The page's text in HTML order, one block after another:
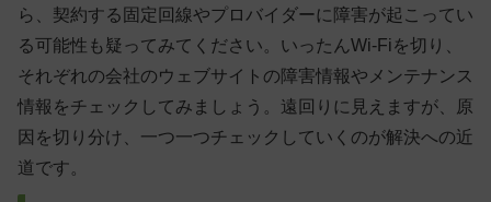
ら、契約する固定回線やプロバイダーに障害が起こってい
る可能性も疑ってみてください。いったんWi-Fiを切り、
それぞれの会社のウェブサイトの障害情報やメンテナンス
情報をチェックしてみましょう。遠回りに見えますが、原
因を切り分け、一つ一つチェックしていくのが解決への近
道です。